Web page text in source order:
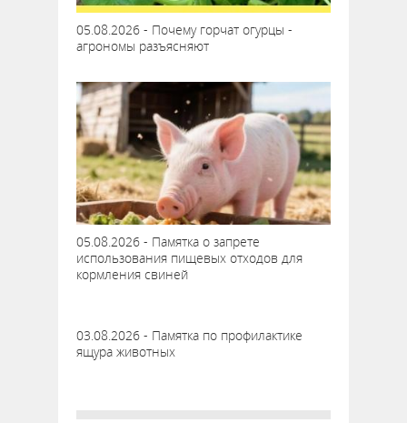
05.08.2026 - Почему горчат огурцы -
агрономы разъясняют
05.08.2026 - Памятка о запрете
использования пищевых отходов для
кормления свиней
03.08.2026 - Памятка по профилактике
ящура животных